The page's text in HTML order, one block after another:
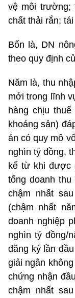
vệ môi trường;
chất thải rắn;
Bốn là, DN
theo quy định
Năm là, thu
mới trong lĩnh
hàng chịu
khoáng sản)
án có quy mô
nghìn tỷ đồng,
kể từ khi được
tổng doanh
chậm nhất
(chậm nhất
doanh nghiệp
nghìn tỷ đồng/
đăng ký lần
giải ngân
chứng nhận
chậm nhất